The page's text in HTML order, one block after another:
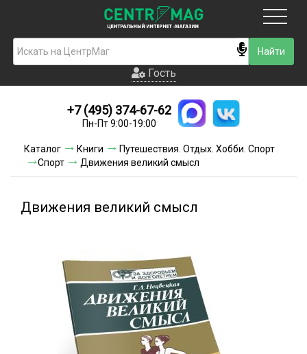
Гость
Новинки
Условия доставки
Контакты
Гость
+7 (495) 374-67-62
Пн-Пт 9:00-19:00
Каталог Книги
Путешествия. Отдых. Хобби. Спорт
Спорт
Движения великий смысл
Движения великий смысл